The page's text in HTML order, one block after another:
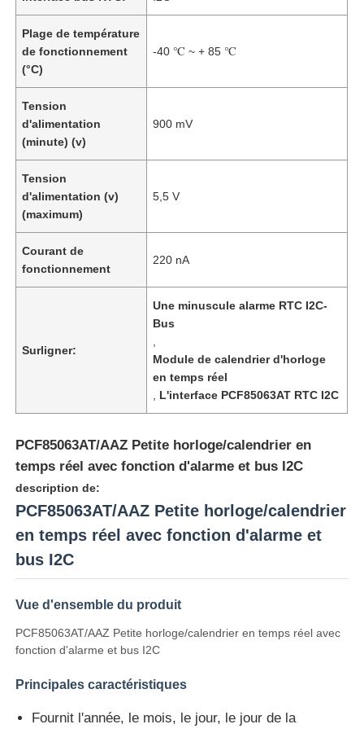
Accueil
Produits
Plage de température
de fonctionnement
(°C)
-40 ℃ ~ + 85 ℃
Tension
d'alimentation
(minute) (v)
900 mV
Tension
d'alimentation (v)
(maximum)
5,5 V
Courant de
fonctionnement
220 nA
Surligner:
Une minuscule alarme RTC I2C-
Bus
Module de calendrier d'horloge
en temps réel
L'interface PCF85063AT RTC I2C
PCF85063AT/AAZ Petite horloge/calendrier en
temps réel avec fonction d'alarme et bus I2C
description de:
PCF85063AT/AAZ Petite horloge/calendrier
en temps réel avec fonction d'alarme et
bus I2C
Vue d'ensemble du produit
PCF85063AT/AAZ Petite horloge/calendrier en temps réel avec
fonction d'alarme et bus I2C
Principales caractéristiques
Fournit l'année, le mois, le jour, le jour de la